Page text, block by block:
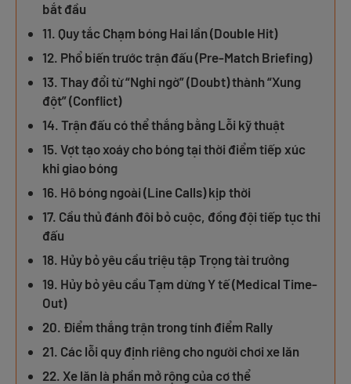
bắt đầu
11. Quy tắc Chạm bóng Hai lần (Double Hit)
12. Phổ biến trước trận đấu (Pre-Match Briefing)
13. Thay đổi từ “Nghi ngờ” (Doubt) thành “Xung
đột” (Conflict)
14. Trận đấu có thể thắng bằng Lỗi kỹ thuật
15. Vợt tạo xoáy cho bóng tại thời điểm tiếp xúc
khi giao bóng
16. Hô bóng ngoài (Line Calls) kịp thời
17. Cầu thủ đánh đôi bỏ cuộc, đồng đội tiếp tục thi
đấu
18. Hủy bỏ yêu cầu triệu tập Trọng tài trưởng
19. Hủy bỏ yêu cầu Tạm dừng Y tế (Medical Time-
Out)
20. Điểm thắng trận trong tính điểm Rally
21. Các lỗi quy định riêng cho người chơi xe lăn
22. Xe lăn là phần mở rộng của cơ thể